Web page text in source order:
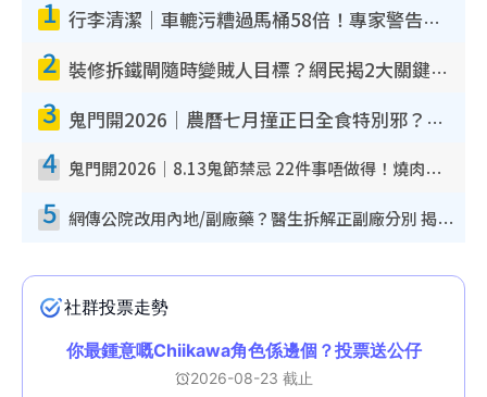
1 行李清潔｜車轆污糟過馬桶58倍！專家警告忌用酒精抹 教1招免污手除菌
2 裝修拆鐵閘隨時變賊人目標？網民揭2大關鍵用途：裝新式等於白裝？附新舊鐵閘分別
3 鬼門開2026｜農曆七月撞正日全食特別邪？專家警告切忌做一事！揭4大禁忌+2招保平安
4 鬼門開2026｜8.13鬼節禁忌 22件事唔做得！燒肉、刺身要少食？半夜勿吹口哨/打呢個電話
5 網傳公院改用內地/副廠藥？醫生拆解正副廠分別 揭4類人換藥隨時出事